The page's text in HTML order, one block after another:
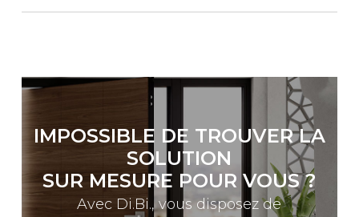
IMPOSSIBLE DE TROUVER LA
SOLUTION
SUR MESURE POUR VOUS ?
Avec Di.Bi., vous disposez de